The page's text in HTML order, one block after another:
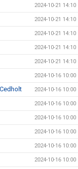
2024-10-21 14:10
2024-10-21 14:10
2024-10-21 14:10
2024-10-21 14:10
2024-10-21 14:10
2024-10-16 10:00
2024-10-16 10:00
2024-10-16 10:00
2024-10-16 10:00
2024-10-16 10:00
2024-10-16 10:00
2024-10-16 10:00